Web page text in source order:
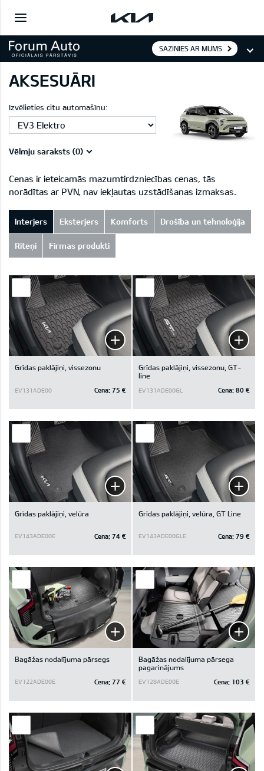
SAZINIES AR MUMS
AKSESUĀRI
Izvēlieties citu automašīnu:
Vēlmju saraksts (0)
Cenas ir ieteicamās mazumtirdzniecības cenas, tās
norādītas ar PVN, nav iekļautas uzstādīšanas izmaksas.
Interjers Eksterjers Komforts Drošība un tehnoloģija
Riteņi Firmas produkti
Grīdas paklājiņi, vissezonu
EV131ADE00 Cena: 75 €
Grīdas paklājiņi, vissezonu, GT-
line
EV131ADE00GL Cena: 80 €
Grīdas paklājiņi, velūra
EV143ADE00E Cena: 74 €
Grīdas paklājiņi, velūra, GT Line
EV143ADE00GLE Cena: 79 €
Bagāžas nodalījuma pārsegs
EV122ADE00E Cena: 77 €
Bagāžas nodalījuma pārsega
pagarinājums
EV128ADE00E Cena: 103 €